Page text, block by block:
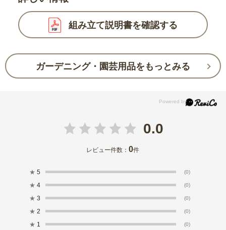
組み立て説明書を確認する
ガーデニング・園芸用品をもっとみる
0.0
レビュー件数：0件
★ 5 (0)
★ 4 (0)
★ 3 (0)
★ 2 (0)
★ 1 (0)